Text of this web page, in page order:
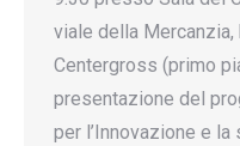
viale della Mercanzia,
Centergross (primo
presentazione del
per l’Innovazione e